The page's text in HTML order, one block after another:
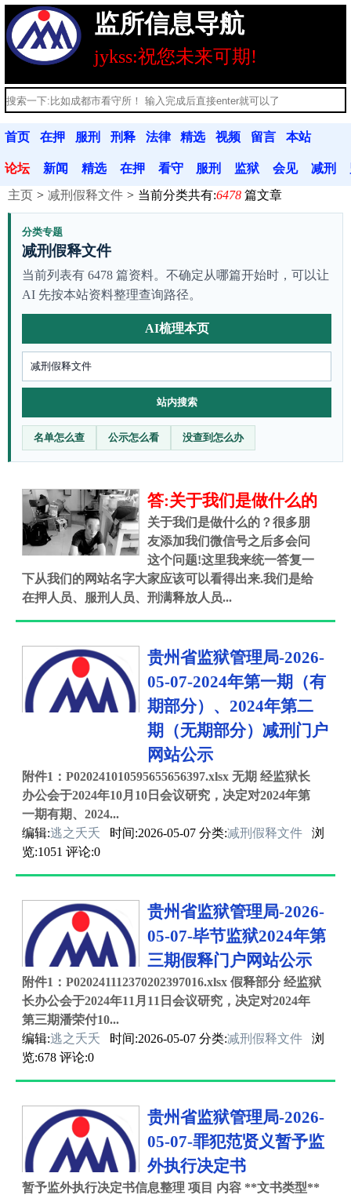
监所信息导航
jykss:祝您未来可期!
首页 在押
人员
服刑
人员
刑释
人员
法律
法规
精选
文章
视频
分享
留言
本
本站
公告
论坛 新闻
动态
精选
文章
在押
人员
看守
联系
服刑
人员
监狱
联系
会见
信息
减刑
主页 减刑假释文件 当前分类共有:6478 篇文章
分类专题
减刑假释文件
当前列表有 6478 篇资料。不确定从哪篇开始时，可以让
AI 先按本站资料整理查询路径。
AI梳理本页
站内搜索
名单怎么查 公示怎么看 没查到怎么办
答:关于我们是做什么的
关于我们是做什么的？很多朋
友添加我们微信号之后多会问
这个问题!这里我来统一答复一
下从我们的网站名字大家应该可以看得出来.我们是给
在押人员、服刑人员、刑满释放人员...
贵州省监狱管理局-2026-
05-07-2024年第一期（有
期部分）、2024年第二
期（无期部分）减刑门户
网站公示
附件1：P020241010595655656397.xlsx 无期 经监狱长
办公会于2024年10月10日会议研究，决定对2024年第
一期有期、2024...
编辑:逃之夭夭 时间:2026-05-07 分类:减刑假释文件
浏
览:1051 评论:0
贵州省监狱管理局-2026-
05-07-毕节监狱2024年第
三期假释门户网站公示
附件1：P020241112370202397016.xlsx 假释部分 经监狱
长办公会于2024年11月11日会议研究，决定对2024年
第三期潘荣付10...
编辑:逃之夭夭 时间:2026-05-07 分类:减刑假释文件
浏
览:678 评论:0
贵州省监狱管理局-2026-
05-07-罪犯范贤义暂予监
外执行决定书
暂予监外执行决定书信息整理 项目 内容 **文书类型**